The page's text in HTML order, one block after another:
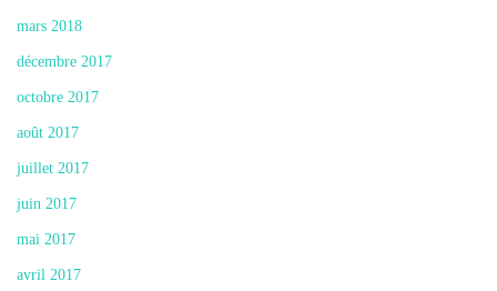
mars 2018
décembre 2017
octobre 2017
août 2017
juillet 2017
juin 2017
mai 2017
avril 2017